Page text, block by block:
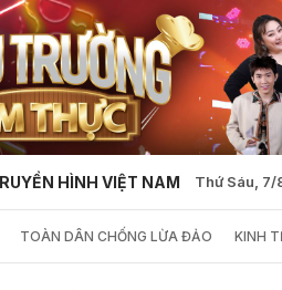
HÌNH VIỆT NAM Thứ Sáu,
TOÀN DÂN CHỐNG LỪA ĐẢO KINH